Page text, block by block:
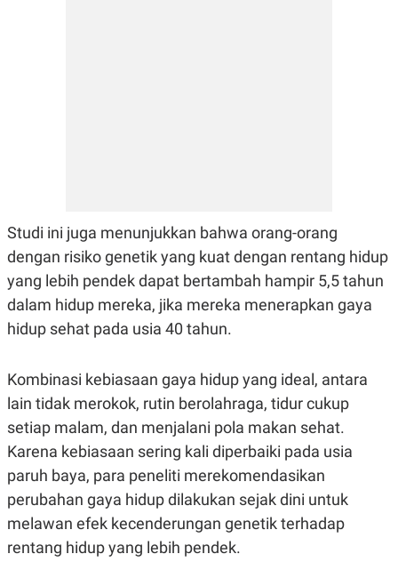
Studi ini juga menunjukkan bahwa orang-orang
dengan risiko genetik yang kuat dengan rentang hidup
yang lebih pendek dapat bertambah hampir 5,5 tahun
dalam hidup mereka, jika mereka menerapkan gaya
hidup sehat pada usia 40 tahun.
Kombinasi kebiasaan gaya hidup yang ideal, antara
lain tidak merokok, rutin berolahraga, tidur cukup
setiap malam, dan menjalani pola makan sehat.
Karena kebiasaan sering kali diperbaiki pada usia
paruh baya, para peneliti merekomendasikan
perubahan gaya hidup dilakukan sejak dini untuk
melawan efek kecenderungan genetik terhadap
rentang hidup yang lebih pendek.